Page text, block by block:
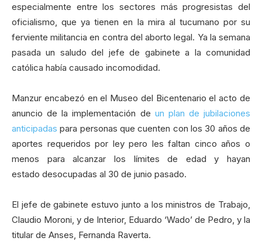
especialmente entre los sectores más progresistas del
oficialismo, que ya tienen en la mira al tucumano por su
ferviente militancia en contra del aborto legal. Ya la semana
pasada un saludo del jefe de gabinete a la comunidad
católica había causado incomodidad.
Manzur encabezó en el Museo del Bicentenario el acto de
anuncio de la implementación de un plan de jubilaciones
anticipadas para personas que cuenten con los 30 años de
aportes requeridos por ley pero les faltan cinco años o
menos para alcanzar los límites de edad y hayan
estado desocupadas al 30 de junio pasado.
El jefe de gabinete estuvo junto a los ministros de Trabajo,
Claudio Moroni, y de Interior, Eduardo ‘Wado’ de Pedro, y la
titular de Anses, Fernanda Raverta.